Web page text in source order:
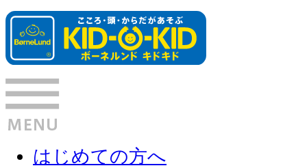
はじめての方へ